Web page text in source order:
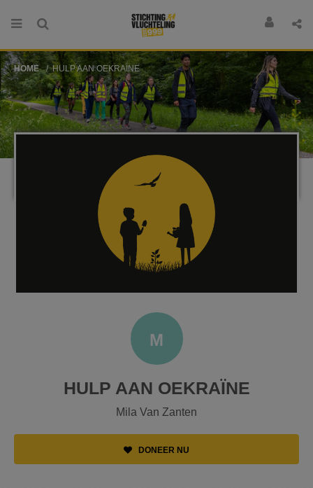
HOME HULP AAN OEKRAÏNE
M
HULP AAN OEKRAÏNE
Mila Van Zanten
DONEER NU